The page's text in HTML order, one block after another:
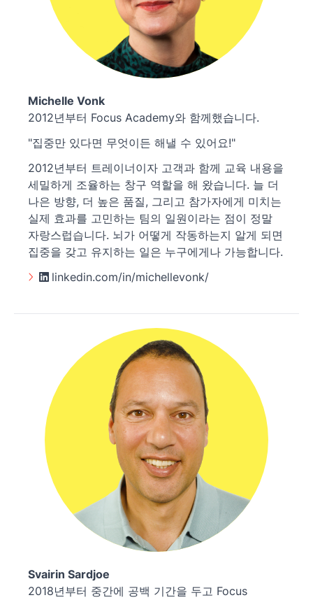
Michelle Vonk
2012년부터 Focus Academy와 함께했습니다.
"집중만 있다면 무엇이든 해낼 수 있어요!"
2012년부터 트레이너이자 고객과 함께 교육 내용을
세밀하게 조율하는 창구 역할을 해 왔습니다. 늘 더
나은 방향, 더 높은 품질, 그리고 참가자에게 미치는
실제 효과를 고민하는 팀의 일원이라는 점이 정말
자랑스럽습니다. 뇌가 어떻게 작동하는지 알게 되면
집중을 갖고 유지하는 일은 누구에게나 가능합니다.
linkedin.com/in/michellevonk/
Svairin Sardjoe
2018년부터 중간에 공백 기간을 두고 Focus